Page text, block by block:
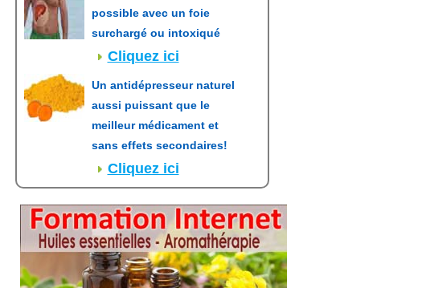
possible avec un foie
surchargé ou intoxiqué
Cliquez ici
Un antidépresseur naturel
aussi puissant que le
meilleur médicament et
sans effets secondaires!
Cliquez ici